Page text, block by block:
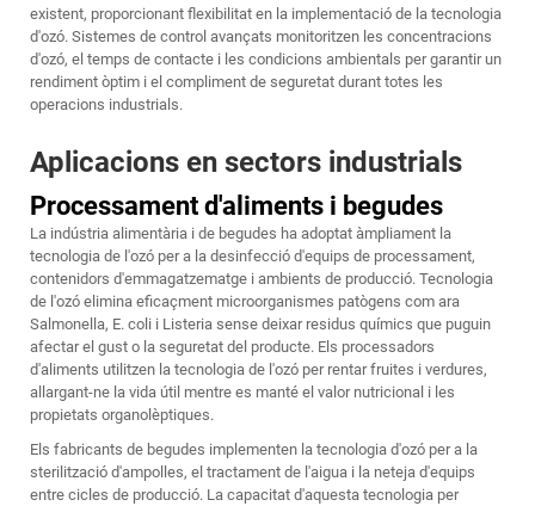
existent, proporcionant flexibilitat en la implementació de la tecnologia
d'ozó. Sistemes de control avançats monitoritzen les concentracions
d'ozó, el temps de contacte i les condicions ambientals per garantir un
rendiment òptim i el compliment de seguretat durant totes les
operacions industrials.
Aplicacions en sectors industrials
Processament d'aliments i begudes
La indústria alimentària i de begudes ha adoptat àmpliament la
tecnologia de l'ozó per a la desinfecció d'equips de processament,
contenidors d'emmagatzematge i ambients de producció. Tecnologia
de l'ozó elimina eficaçment microorganismes patògens com ara
Salmonella, E. coli i Listeria sense deixar residus químics que puguin
afectar el gust o la seguretat del producte. Els processadors
d'aliments utilitzen la tecnologia de l'ozó per rentar fruites i verdures,
allargant-ne la vida útil mentre es manté el valor nutricional i les
propietats organolèptiques.
Els fabricants de begudes implementen la tecnologia d'ozó per a la
sterilització d'ampolles, el tractament de l'aigua i la neteja d'equips
entre cicles de producció. La capacitat d'aquesta tecnologia per